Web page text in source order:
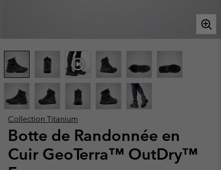
Collection Titanium
Botte de Randonnée en
Cuir GeoTerra™ OutDry™